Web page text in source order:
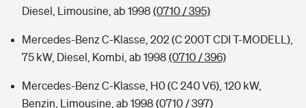
Diesel, Limousine, ab 1998 (0710 / 395)
Mercedes-Benz C-Klasse, 202 (C 200T CDI T-MODELL),
75 kW, Diesel, Kombi, ab 1998 (0710 / 396)
Mercedes-Benz C-Klasse, H0 (C 240 V6), 120 kW,
Benzin, Limousine, ab 1998 (0710 / 397)